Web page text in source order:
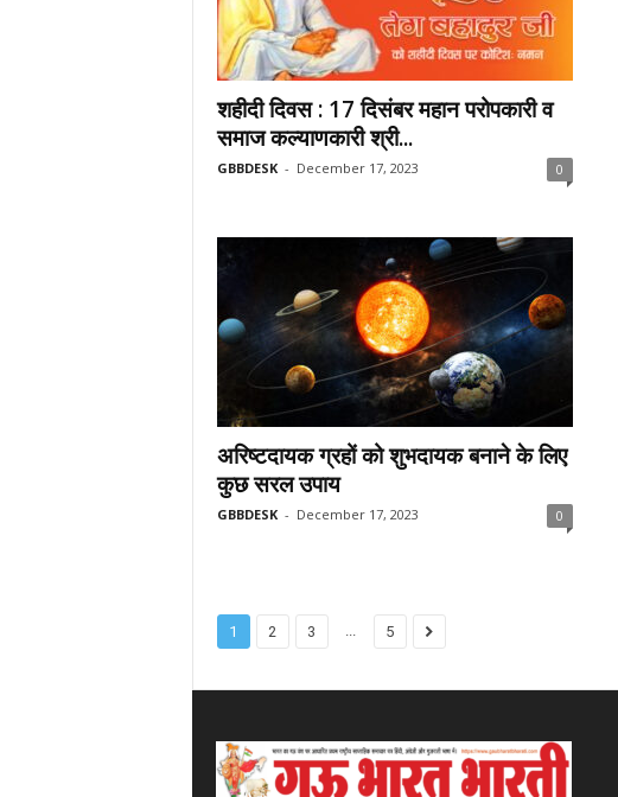
शहीदी दिवस : 17 दिसंबर महान परोपकारी व
समाज कल्याणकारी श्री...
GBBDESK - December 17, 2023 0
अरिष्टदायक ग्रहों को शुभदायक बनाने के लिए
कुछ सरल उपाय
GBBDESK - December 17, 2023 0
1 2 3 ... 5